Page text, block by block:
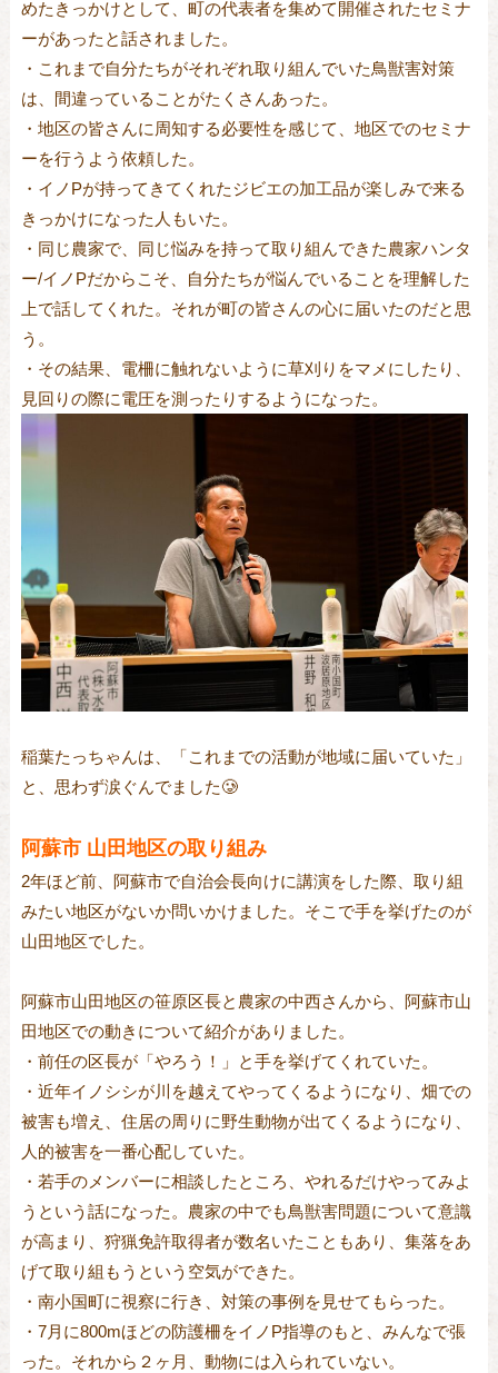
めたきっかけとして、町の代表者を集めて開催されたセミナ
ーがあったと話されました。
・これまで自分たちがそれぞれ取り組んでいた鳥獣害対策
は、間違っていることがたくさんあった。
・地区の皆さんに周知する必要性を感じて、地区でのセミナ
ーを行うよう依頼した。
・イノPが持ってきてくれたジビエの加工品が楽しみで来る
きっかけになった人もいた。
・同じ農家で、同じ悩みを持って取り組んできた農家ハンタ
ー/イノPだからこそ、自分たちが悩んでいることを理解した
上で話してくれた。それが町の皆さんの心に届いたのだと思
う。
・その結果、電柵に触れないように草刈りをマメにしたり、
見回りの際に電圧を測ったりするようになった。
稲葉たっちゃんは、「これまでの活動が地域に届いていた」
と、思わず涙ぐんでました🥲
阿蘇市 山田地区の取り組み
2年ほど前、阿蘇市で自治会長向けに講演をした際、取り組
みたい地区がないか問いかけました。そこで手を挙げたのが
山田地区でした。
阿蘇市山田地区の笹原区長と農家の中西さんから、阿蘇市山
田地区での動きについて紹介がありました。
・前任の区長が「やろう！」と手を挙げてくれていた。
・近年イノシシが川を越えてやってくるようになり、畑での
被害も増え、住居の周りに野生動物が出てくるようになり、
人的被害を一番心配していた。
・若手のメンバーに相談したところ、やれるだけやってみよ
うという話になった。農家の中でも鳥獣害問題について意識
が高まり、狩猟免許取得者が数名いたこともあり、集落をあ
げて取り組もうという空気ができた。
・南小国町に視察に行き、対策の事例を見せてもらった。
・7月に800mほどの防護柵をイノP指導のもと、みんなで張
った。それから２ヶ月、動物には入られていない。